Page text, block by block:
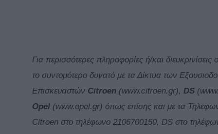
Για περισσότερες πληροφορίες ή/και
το συντομότερο δυνατό με τα Δίκτυα των
Επισκευαστών Citroen (www.citroen.gr), DS
Opel (www.opel.gr) όπως επίσης και με τα
Citroen στο τηλέφωνο 2106700150, DS στο